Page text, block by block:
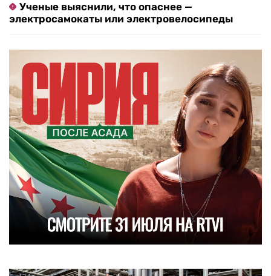
Ученые выяснили, что опаснее —
электросамокаты или электровелосипеды